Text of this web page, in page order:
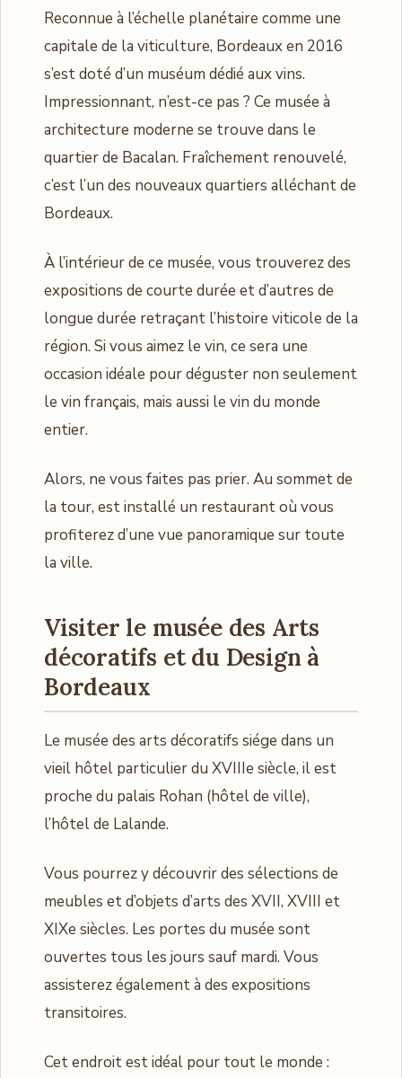
Reconnue à l’échelle planétaire comme une
capitale de la viticulture, Bordeaux en 2016
s’est doté d’un muséum dédié aux vins.
Impressionnant, n’est-ce pas ? Ce musée à
architecture moderne se trouve dans le
quartier de Bacalan. Fraîchement renouvelé,
c’est l’un des nouveaux quartiers alléchant de
Bordeaux.
À l’intérieur de ce musée, vous trouverez des
expositions de courte durée et d’autres de
longue durée retraçant l’histoire viticole de la
région. Si vous aimez le vin, ce sera une
occasion idéale pour déguster non seulement
le vin français, mais aussi le vin du monde
entier.
Alors, ne vous faites pas prier. Au sommet de
la tour, est installé un restaurant où vous
profiterez d’une vue panoramique sur toute
la ville.
Visiter le musée des Arts
décoratifs et du Design à
Bordeaux
Le musée des arts décoratifs siége dans un
vieil hôtel particulier du XVIIIe siècle, il est
proche du palais Rohan (hôtel de ville),
l’hôtel de Lalande.
Vous pourrez y découvrir des sélections de
meubles et d’objets d’arts des XVII, XVIII et
XIXe siècles. Les portes du musée sont
ouvertes tous les jours sauf mardi. Vous
assisterez également à des expositions
transitoires.
Cet endroit est idéal pour tout le monde :